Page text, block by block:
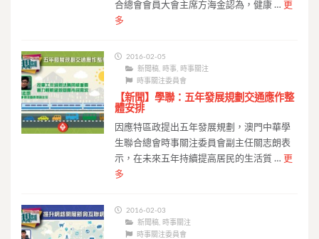
合總會會員大會主席方海金認為，健康 … 更
多
2016-02-05
新聞稿, 時事, 時事關注
時事關注委員會
【新聞】學聯：五年發展規劃交通應作整
體安排
因應特區政提出五年發展規劃，澳門中華學
生聯合總會時事關注委員會副主任關志朗表
示，在未來五年持續提高居民的生活質 … 更
多
2016-02-03
新聞稿, 時事關注
時事關注委員會